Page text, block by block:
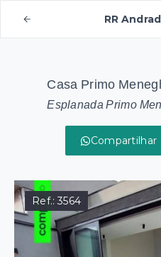
RR
Casa Primo
Esplanada Primo
Compartilhar
Ref.:3564